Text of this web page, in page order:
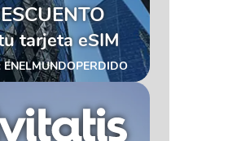
tarjeta eSIM
ENELMUNDOPERDIDO